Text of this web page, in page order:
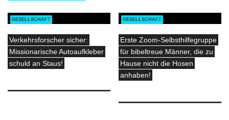
GESELLSCHAFT
Verkehrsforscher sicher:
Missionarische Autoaufkleber
schuld an Staus!
GESELLSCHAFT
Erste Zoom-Selbsthilfegruppe
für bibeltreue Männer, die zu
Hause nicht die Hosen
anhaben!